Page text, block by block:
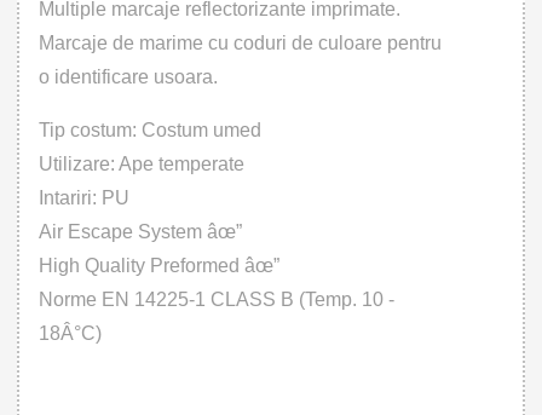
Multiple marcaje reflectorizante imprimate.
Marcaje de marime cu coduri de culoare pentru
o identificare usoara.
Tip costum: Costum umed
Utilizare: Ape temperate
Intariri: PU
Air Escape System âœ”
High Quality Preformed âœ”
Norme EN 14225-1 CLASS B (Temp. 10 -
18Â°C)